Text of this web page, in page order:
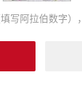
写阿拉伯数字）